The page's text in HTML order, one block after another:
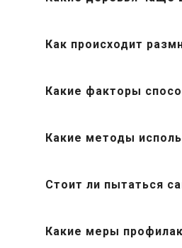
Как происходит
Какие факторы
Какие методы
Стоит ли пытаться
Какие меры